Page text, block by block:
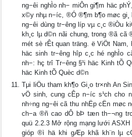
ng−êi nghÌo nh− miÔn gi¶m häc
x©y nhµ n−íc, ®Ó ®¶m b¶o møc gi¸
ng−êi dùng tr−êng líp vµ c¸c ®iÒu
kh¸c lµ d©n nãi chung, trong ®ã cã
mét sè rÊt quan träng. ë ViÖt Nam,
häc sinh tr−êng hîp c¸c hé nghÌo
nh−: hç trî Tr−êng §¹i häc Kinh tÕ
häc Kinh tÕ Quèc d©n
Tμi liÖu tham kh¶o Gi¸o tr×nh An
vÖ sinh, cung cÊp n−íc s¹ch cho
nh÷ng ng−êi cã thu nhËp cËn møc
ch−a ®ñ cao dÔ bÞ tæn th−¬ng
quü 2.2.3 Mở rộng mạng lưới
gióp ®ì hä khi gÆp khã kh¨n lµ